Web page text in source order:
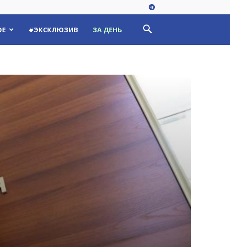
#ЭКСКЛЮЗИВ ЗА ДЕНЬ